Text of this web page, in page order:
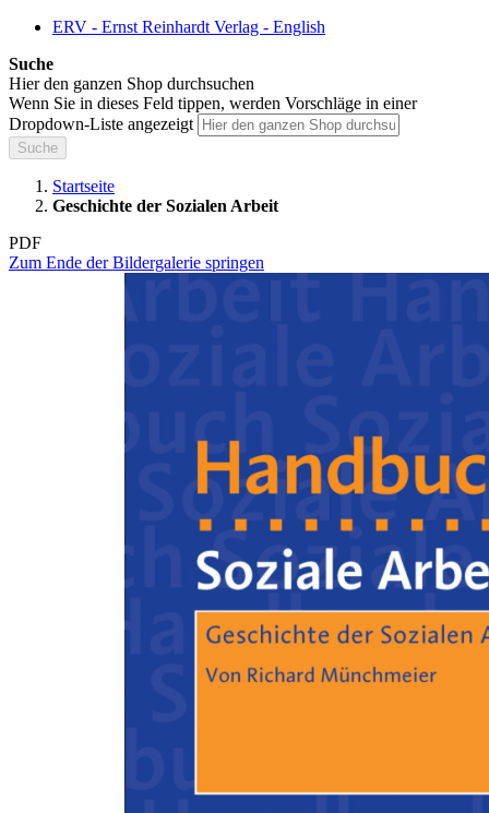
ERV - Ernst Reinhardt Verlag - English
Suche
Hier den ganzen Shop durchsuchen
Wenn Sie in dieses Feld tippen, werden Vorschläge in einer
Dropdown-Liste angezeigt
Suche
Startseite
Geschichte der Sozialen Arbeit
PDF
Zum Ende der Bildergalerie springen
Richard Münchmeier